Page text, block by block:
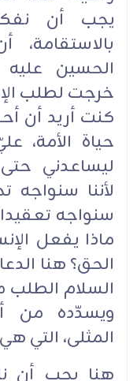
يجب أن
بالاستقامة،
الحسين ‏عليه
خرجت لطلب
كنت أريد أن
حياة الأمة،
ليساعدني
لأننا
سنواجه
ماذا يفعل
الحق؟ هنا
السلام الطلب
ويسدّده من
المثلى، التي
هنا يجب أن